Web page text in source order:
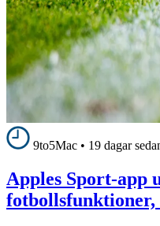
9to5Mac • 19 dagar
Apples Sport-app